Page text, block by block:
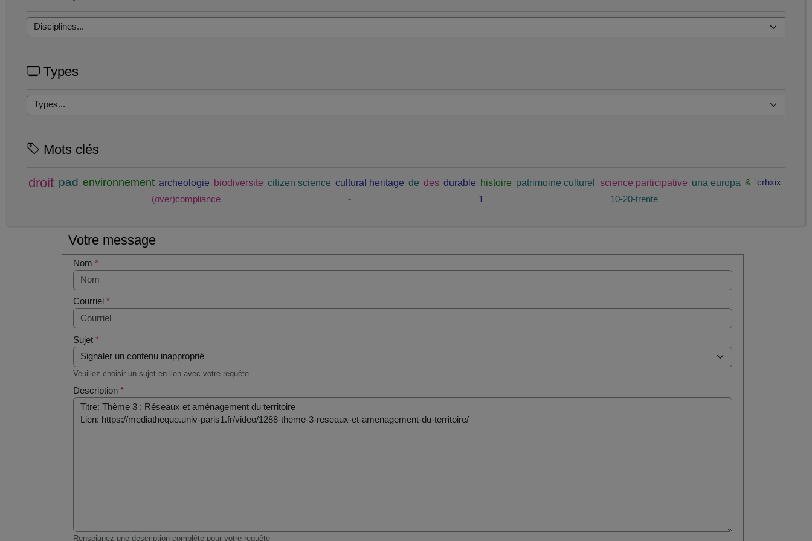
Types
Mots clés
droit pad environnement archeologie biodiversite citizen science cultural heritage de des durable histoire patrimoine culturel science participative una europa & 'crhxix
(over)compliance
- 1 10-20-trente
Votre message
Nom*
Courriel*
Sujet*
Veuillez choisir un sujet en lien avec votre requête
Description*
Renseignez une description complète pour votre requête